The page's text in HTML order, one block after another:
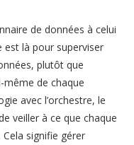
de données à celui
est là pour superviser
plutôt que
même de chaque
avec l’orchestre, le
veiller à ce que chaque
signifie gérer